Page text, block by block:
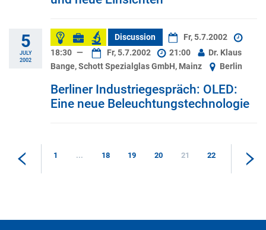
5
JULY
2002
Discussion
Fr, 5.7.2002
18:30 — Fr, 5.7.2002 21:00
Dr. Klaus
Bange, Schott Spezialglas GmbH, Mainz
Berlin
Berliner Industriegespräch: OLED:
Eine neue Beleuchtungstechnologie
1 ... 18 19 20 21 22